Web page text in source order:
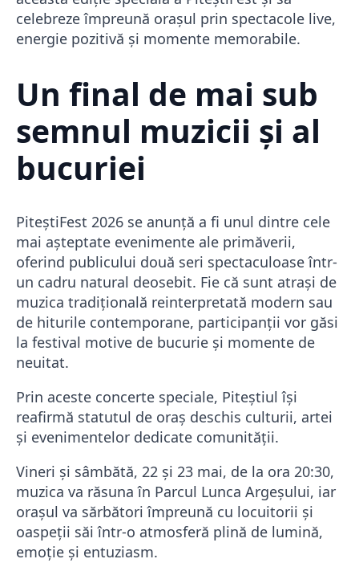
celebreze împreună orașul prin spectacole live,
energie pozitivă și momente memorabile.
Un final de mai sub
semnul muzicii și al
bucuriei
PiteștiFest 2026 se anunță a fi unul dintre cele
mai așteptate evenimente ale primăverii,
oferind publicului două seri spectaculoase într-
un cadru natural deosebit. Fie că sunt atrași de
muzica tradițională reinterpretată modern sau
de hiturile contemporane, participanții vor găsi
la festival motive de bucurie și momente de
neuitat.
Prin aceste concerte speciale, Piteștiul își
reafirmă statutul de oraș deschis culturii, artei
și evenimentelor dedicate comunității.
Vineri și sâmbătă, 22 și 23 mai, de la ora 20:30,
muzica va răsuna în Parcul Lunca Argeșului, iar
orașul va sărbători împreună cu locuitorii și
oaspeții săi într-o atmosferă plină de lumină,
emoție și entuziasm.